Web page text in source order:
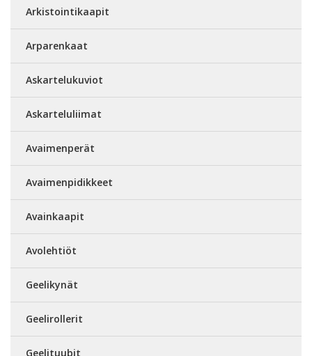
Arkistointikaapit
Arparenkaat
Askartelukuviot
Askarteluliimat
Avaimenperät
Avaimenpidikkeet
Avainkaapit
Avolehtiöt
Geelikynät
Geelirollerit
Geelituubit